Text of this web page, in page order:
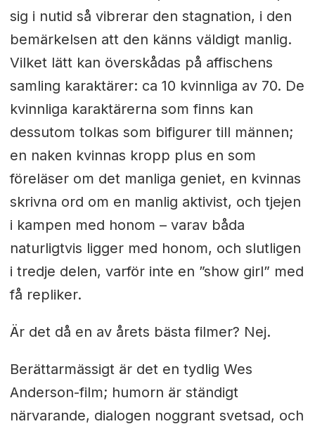
sig i nutid så vibrerar den stagnation, i den
bemärkelsen att den känns väldigt manlig.
Vilket lätt kan överskådas på affischens
samling karaktärer: ca 10 kvinnliga av 70. De
kvinnliga karaktärerna som finns kan
dessutom tolkas som bifigurer till männen;
en naken kvinnas kropp plus en som
föreläser om det manliga geniet, en kvinnas
skrivna ord om en manlig aktivist, och tjejen
i kampen med honom – varav båda
naturligtvis ligger med honom, och slutligen
i tredje delen, varför inte en ”show girl” med
få repliker.
Är det då en av årets bästa filmer? Nej.
Berättarmässigt är det en tydlig Wes
Anderson-film; humorn är ständigt
närvarande, dialogen noggrant svetsad, och